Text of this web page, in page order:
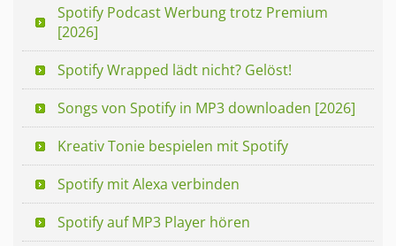
Spotify Podcast Werbung trotz Premium
[2026]
Spotify Wrapped lädt nicht? Gelöst!
Songs von Spotify in MP3 downloaden [2026]
Kreativ Tonie bespielen mit Spotify
Spotify mit Alexa verbinden
Spotify auf MP3 Player hören